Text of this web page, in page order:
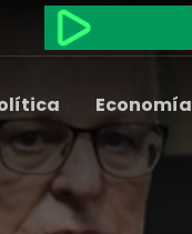
Economía